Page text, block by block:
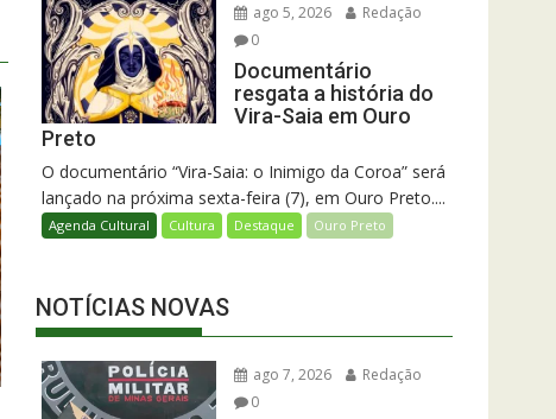
ago 5, 2026
Redação
0
Documentário
resgata a história do
Vira-Saia em Ouro
Preto
O documentário “Vira-Saia: o Inimigo da Coroa” será
lançado na próxima sexta-feira (7), em Ouro Preto....
Agenda Cultural Cultura Destaque Ouro Preto
NOTÍCIAS NOVAS
ago 7, 2026
Redação
0